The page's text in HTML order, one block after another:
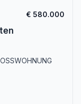
€ 580.000